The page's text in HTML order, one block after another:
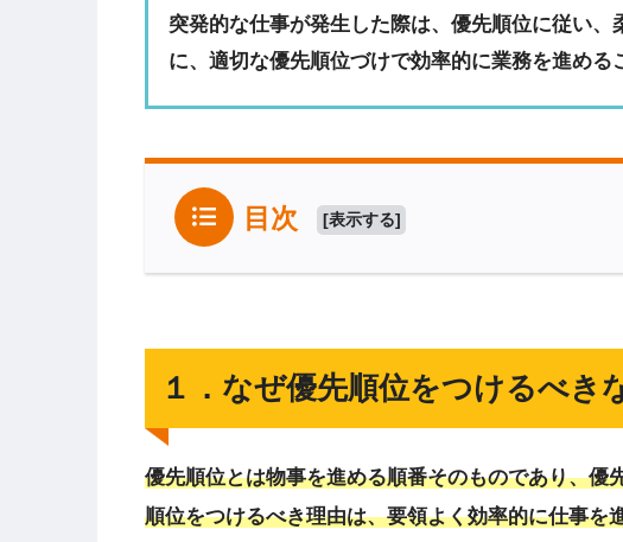
突発的な仕事が発生した際は、優先順位に従い
に、適切な優先順位づけで効率的に業務を進める
目次 [表示する]
１．なぜ優先順位をつけるべき
優先順位とは物事を進める順番そのものであり、
順位をつけるべき理由は、要領よく効率的に仕事を